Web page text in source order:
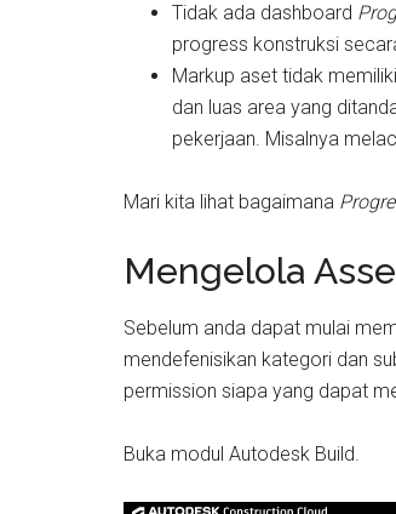
Tidak ada dashboard
progress konstruksi
Markup aset tidak
dan luas area yang
pekerjaan. Misalnya
Mari kita lihat bagaimana
Mengelola
Sebelum anda dapat mulai
mendefenisikan kategori dan
permission siapa yang dapat
Buka modul Autodesk Build.